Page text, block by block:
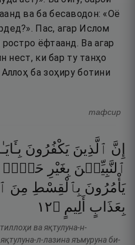
ва ба бесаводон: «Оё
Пас, агар Ислом
ёфтаанд. Ва агар
нест, ки бар ту танҳо
ба зоҳиру ботини
тафсир
إِنَّ ٱلَّذِينَ يَكْفُرُونَ
ٱلنَّبِيِّـۧنَ بِغَيْرِ حَقٍّۢ
يَأْمُرُونَ بِٱلْقِسْطِ مِنَ
بِعَذَابٍ
أَلِيمٍ ۝٢١
ва яқтулуна-н-
л-лазина яъмуруна би-